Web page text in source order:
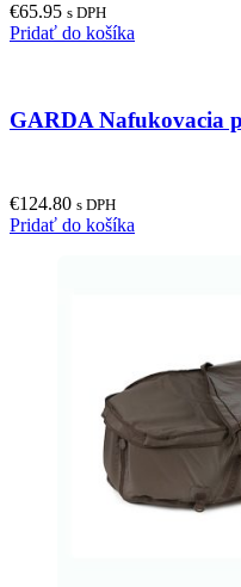
€65.95 s DPH
Pridať do košíka
GARDA Nafukovacia
€124.80 s DPH
Pridať do košíka